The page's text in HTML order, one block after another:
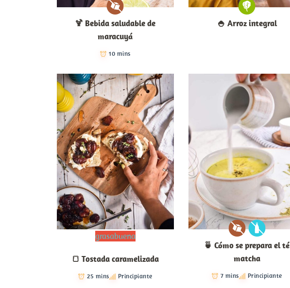
🍹​ Bebida saludable de
maracuyá
10 mins
🍚​ Arroz integral
grasabuena
🍞 Tostada caramelizada
25 mins Principiante
🍵 Cómo se prepara el té
matcha
7 mins Principiante